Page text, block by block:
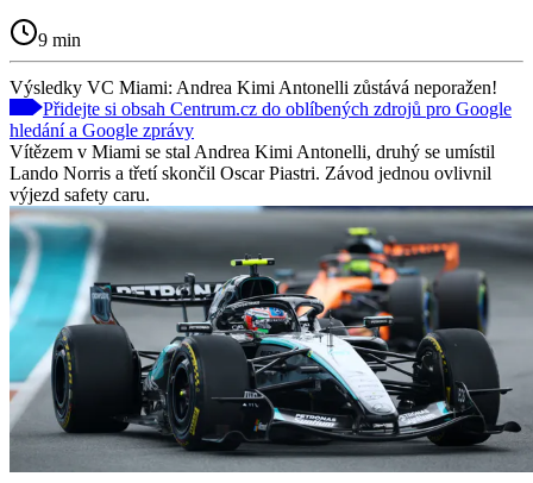
9 min
Výsledky VC Miami: Andrea Kimi Antonelli zůstává neporažen!
Přidejte si obsah Centrum.cz do oblíbených zdrojů pro Google
hledání a Google zprávy
Vítězem v Miami se stal Andrea Kimi Antonelli, druhý se umístil
Lando Norris a třetí skončil Oscar Piastri. Závod jednou ovlivnil
výjezd safety caru.